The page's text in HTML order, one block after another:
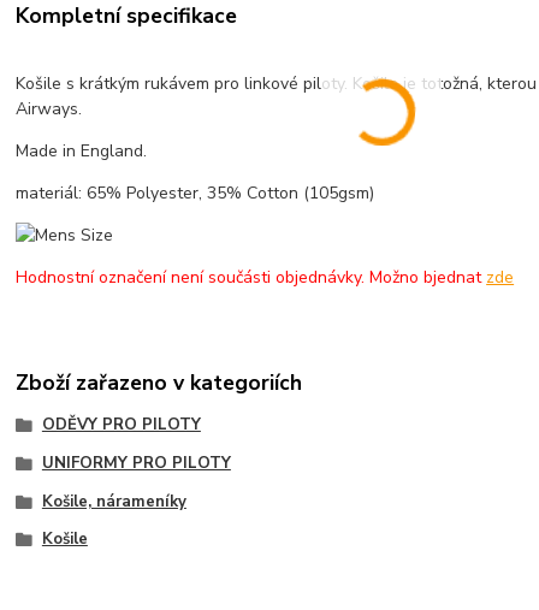
Kompletní specifikace
Košile s krátkým rukávem pro linkové piloty. Košile je totožná,
Airways.
Made in England.
materiál: 65% Polyester, 35% Cotton (105gsm)
Hodnostní označení není součásti objednávky. Možno bjednat zde
Zboží zařazeno v kategoriích
ODĚVY PRO PILOTY
UNIFORMY PRO PILOTY
Košile, nárameníky
Košile